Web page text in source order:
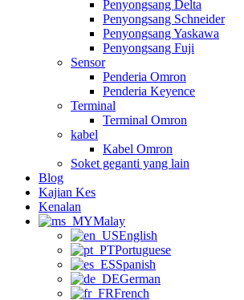
Penyongsang Delta
Penyongsang Schneider
Penyongsang Yaskawa
Penyongsang Fuji
Sensor
Penderia Omron
Penderia Keyence
Terminal
Terminal Omron
kabel
Kabel Omron
Soket geganti yang lain
Blog
Kajian Kes
Kenalan
Malay
English
Portuguese
Spanish
German
French